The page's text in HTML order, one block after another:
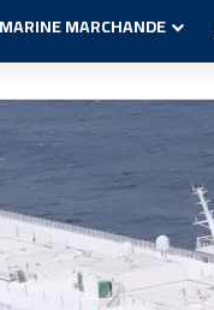
MARINE MARCHANDE